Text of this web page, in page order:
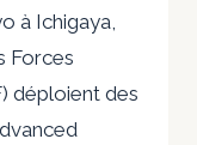
à Ichigaya,
Forces
déploient des